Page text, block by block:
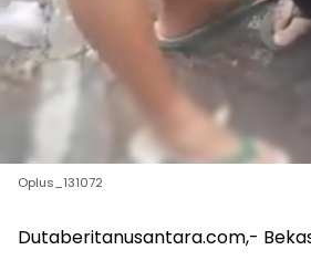
Oplus_131072
Dutaberitanusantara.com,-